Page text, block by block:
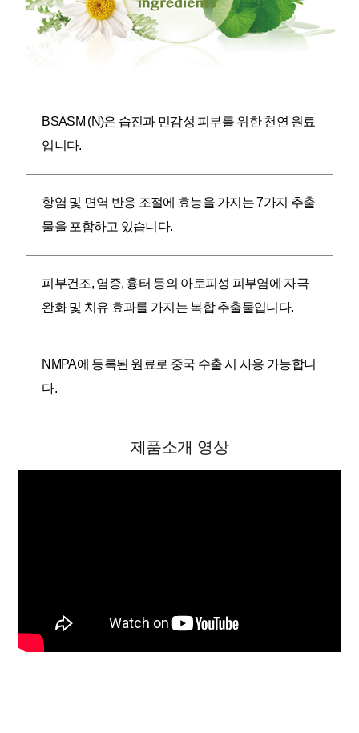
BSASM (N)은 습진과 민감성 피부를 위한 천연 원료
입니다.
항염 및 면역 반응 조절에 효능을 가지는 7가지 추출
물을 포함하고 있습니다.
피부건조, 염증, 흉터 등의 아토피성 피부염에 자극
완화 및 치유 효과를 가지는 복합 추출물입니다.
NMPA에 등록된 원료로 중국 수출 시 사용 가능합니
다.
제품소개 영상